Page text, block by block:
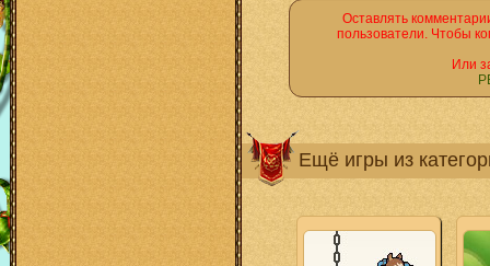
Оставлять
пользователи. Чтобы
Или
Ещё игры из